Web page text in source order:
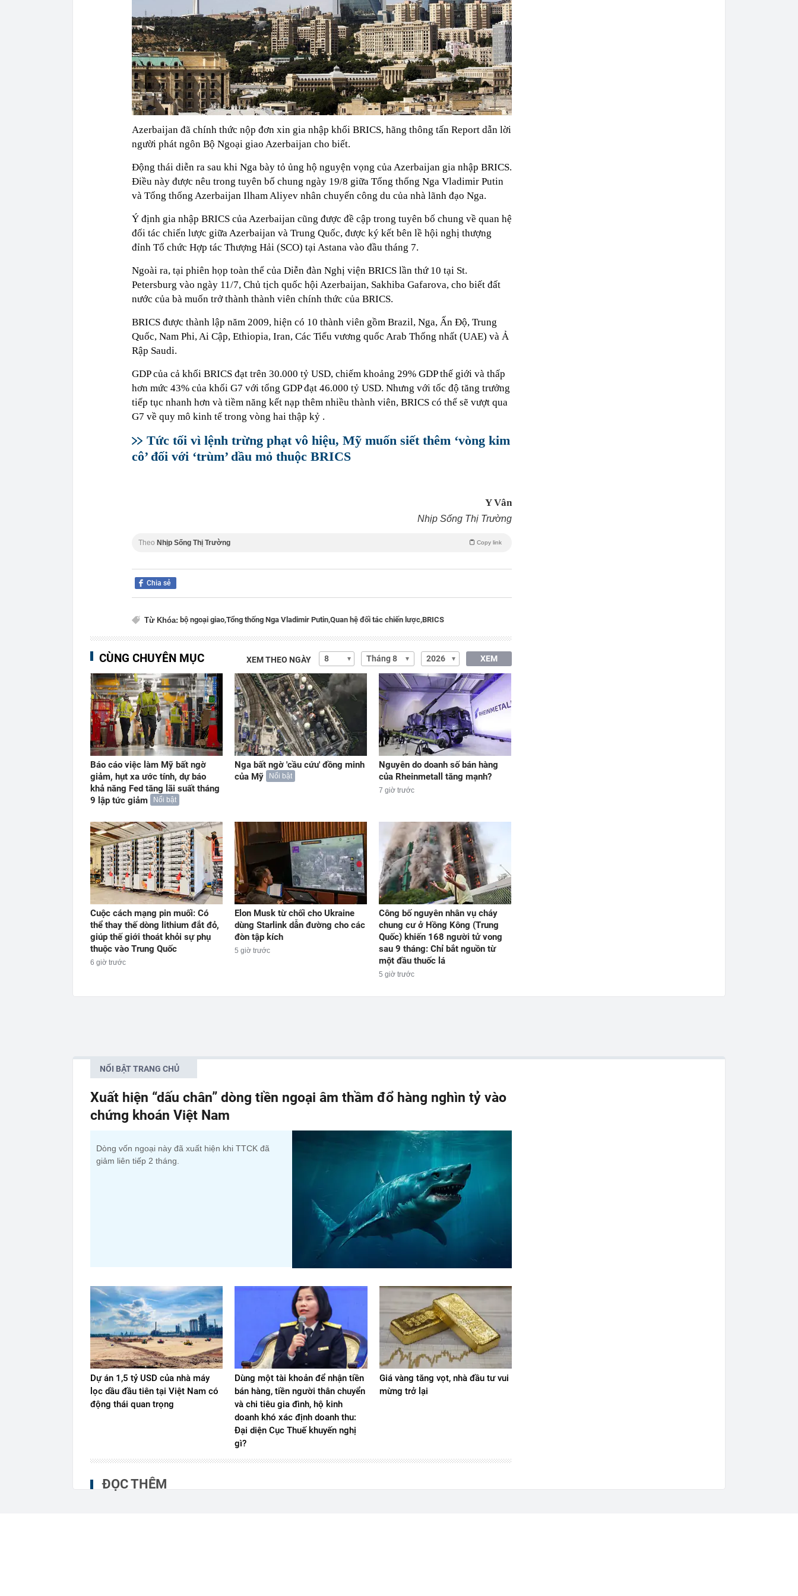
Azerbaijan đã chính thức nộp đơn xin gia nhập khối BRICS, hãng thông tấn Report dẫn lời
người phát ngôn Bộ Ngoại giao Azerbaijan cho biết.
Động thái diễn ra sau khi Nga bày tỏ ủng hộ nguyện vọng của Azerbaijan gia nhập BRICS.
Điều này được nêu trong tuyên bố chung ngày 19/8 giữa Tổng thống Nga Vladimir Putin
và Tổng thống Azerbaijan Ilham Aliyev nhân chuyến công du của nhà lãnh đạo Nga.
Ý định gia nhập BRICS của Azerbaijan cũng được đề cập trong tuyên bố chung về quan hệ
đối tác chiến lược giữa Azerbaijan và Trung Quốc, được ký kết bên lề hội nghị thượng
đỉnh Tổ chức Hợp tác Thượng Hải (SCO) tại Astana vào đầu tháng 7.
Ngoài ra, tại phiên họp toàn thể của Diễn đàn Nghị viện BRICS lần thứ 10 tại St.
Petersburg vào ngày 11/7, Chủ tịch quốc hội Azerbaijan, Sakhiba Gafarova, cho biết đất
nước của bà muốn trở thành thành viên chính thức của BRICS.
BRICS được thành lập năm 2009, hiện có 10 thành viên gồm Brazil, Nga, Ấn Độ, Trung
Quốc, Nam Phi, Ai Cập, Ethiopia, Iran, Các Tiểu vương quốc Arab Thống nhất (UAE) và Ả
Rập Saudi.
GDP của cả khối BRICS đạt trên 30.000 tỷ USD, chiếm khoảng 29% GDP thế giới và thấp
hơn mức 43% của khối G7 với tổng GDP đạt 46.000 tỷ USD. Nhưng với tốc độ tăng trưởng
tiếp tục nhanh hơn và tiềm năng kết nạp thêm nhiều thành viên, BRICS có thể sẽ vượt qua
G7 về quy mô kinh tế trong vòng hai thập kỷ .
Tức tối vì lệnh trừng phạt vô hiệu, Mỹ muốn siết thêm ‘vòng kim
cô’ đối với ‘trùm’ dầu mỏ thuộc BRICS
Y Vân
Nhịp Sống Thị Trường
Theo Nhịp Sống Thị Trường Copy link
Chia sẻ
Từ Khóa: bộ ngoại giao,Tổng thống Nga Vladimir Putin,Quan hệ đối tác chiến lược,BRICS
CÙNG CHUYÊN MỤC XEM THEO NGÀY XEM
Báo cáo việc làm Mỹ bất ngờ
giảm, hụt xa ước tính, dự báo
khả năng Fed tăng lãi suất tháng
9 lập tức giảm
Nổi bật
Nga bất ngờ 'cầu cứu' đồng minh
của Mỹ
Nổi bật
Nguyên do doanh số bán hàng
của Rheinmetall tăng mạnh?
7 giờ trước
Cuộc cách mạng pin muối: Có
thể thay thế dòng lithium đắt đỏ,
giúp thế giới thoát khỏi sự phụ
thuộc vào Trung Quốc
6 giờ trước
Elon Musk từ chối cho Ukraine
dùng Starlink dẫn đường cho các
đòn tập kích
5 giờ trước
Công bố nguyên nhân vụ cháy
chung cư ở Hồng Kông (Trung
Quốc) khiến 168 người tử vong
sau 9 tháng: Chỉ bắt nguồn từ
một đầu thuốc lá
5 giờ trước
NỔI BẬT TRANG CHỦ
Xuất hiện “dấu chân” dòng tiền ngoại âm thầm đổ hàng nghìn tỷ vào
chứng khoán Việt Nam
Dòng vốn ngoại này đã xuất hiện khi TTCK đã
giảm liên tiếp 2 tháng.
Dự án 1,5 tỷ USD của nhà máy
lọc dầu đầu tiên tại Việt Nam có
động thái quan trọng
Dùng một tài khoản để nhận tiền
bán hàng, tiền người thân chuyển
và chi tiêu gia đình, hộ kinh
doanh khó xác định doanh thu:
Đại diện Cục Thuế khuyến nghị
gì?
Giá vàng tăng vọt, nhà đầu tư vui
mừng trở lại
ĐỌC THÊM